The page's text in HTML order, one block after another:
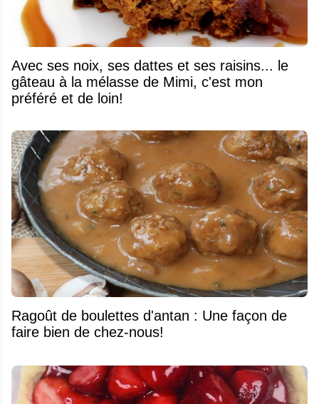
Avec ses noix, ses dattes et ses raisins... le
gâteau à la mélasse de Mimi, c'est mon
préféré et de loin!
Ragoût de boulettes d'antan : Une façon de
faire bien de chez-nous!